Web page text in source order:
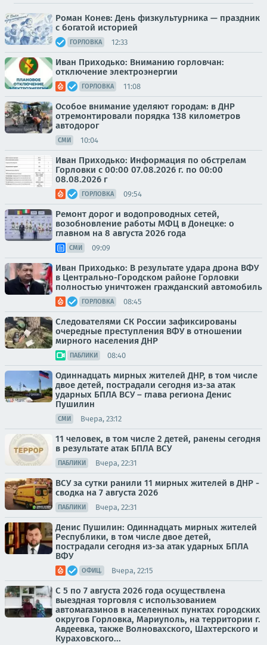
Роман Конев: День физкультурника — праздник
с богатой историей
ГОРЛОВКА 12:33
Иван Приходько: Вниманию горловчан:
отключение электроэнергии
ГОРЛОВКА 11:08
Особое внимание уделяют городам: в ДНР
отремонтировали порядка 138 километров
автодорог
СМИ 10:04
Иван Приходько: Информация по обстрелам
Горловки с 00:00 07.08.2026 г. по 00:00
08.08.2026 г
ГОРЛОВКА 09:54
Ремонт дорог и водопроводных сетей,
возобновление работы МФЦ в Донецке: о
главном на 8 августа 2026 года
СМИ 09:09
Иван Приходько: В результате удара дрона ВФУ
в Центрально-Городском районе Горловки
полностью уничтожен гражданский автомобиль
ГОРЛОВКА 08:45
Следователями СК России зафиксированы
очередные преступления ВФУ в отношении
мирного населения ДНР
ПАБЛИКИ 08:40
Одиннадцать мирных жителей ДНР, в том числе
двое детей, пострадали сегодня из-за атак
ударных БПЛА ВСУ – глава региона Денис
Пушилин
СМИ Вчера, 23:12
11 человек, в том числе 2 детей, ранены сегодня
в результате атак БПЛА ВСУ
ПАБЛИКИ Вчера, 22:31
ВСУ за сутки ранили 11 мирных жителей в ДНР -
сводка на 7 августа 2026
ПАБЛИКИ Вчера, 22:31
Денис Пушилин: Одиннадцать мирных жителей
Республики, в том числе двое детей,
пострадали сегодня из-за атак ударных БПЛА
ВФУ
ОФИЦ. Вчера, 22:15
С 5 по 7 августа 2026 года осуществлена
выездная торговля с использованием
автомагазинов в населенных пунктах городских
округов Горловка, Мариуполь, на территории г.
Авдеевка, также Волновахского, Шахтерского и
Кураховского...